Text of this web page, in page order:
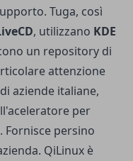
Tuga, così
, utilizzano KDE
un repository di
attenzione
aziende italiane,
per
persino
QiLinux è